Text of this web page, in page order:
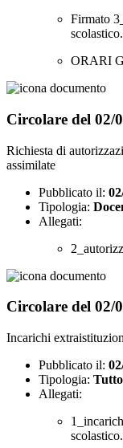
Firmato
ORARI
Circolare del 02/
Richiesta di
assimilate
Pubblicato il:
Tipologia:
Allegati:
Circolare del 02/
Incarichi
Pubblicato il:
Tipologia:
Allegati: